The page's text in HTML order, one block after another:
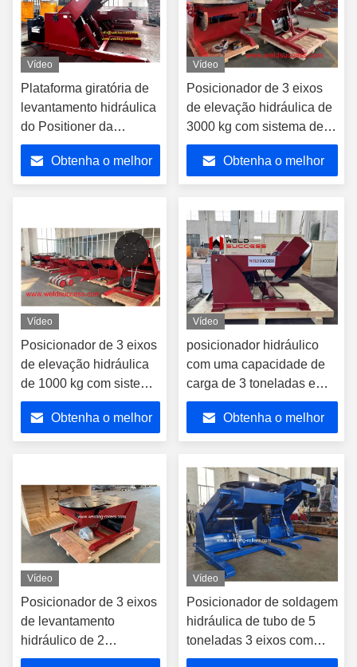
Vídeo
Plataforma giratória de
levantamento hidráulica
do Positioner da
soldadura com cabo de
5M 2200 libras de
capacidade
Obtenha o melhor
Vídeo
Posicionador de 3 eixos
de elevação hidráulica de
3000 kg com sistema de
controle elétrico
Obtenha o melhor
Vídeo
Posicionador de 3 eixos
de elevação hidráulica
de 1000 kg com sistema
de controle elétrico
Obtenha o melhor
Vídeo
posicionador hidráulico
com uma capacidade de
carga de 3 toneladas e
três eixos de movimento.
Obtenha o melhor
Vídeo
Posicionador de 3 eixos
de levantamento
hidráulico de 2
toneladas com sistema
Vídeo
Posicionador de soldagem
hidráulica de tubo de 5
toneladas 3 eixos com
diâmetro de mesa de 1500